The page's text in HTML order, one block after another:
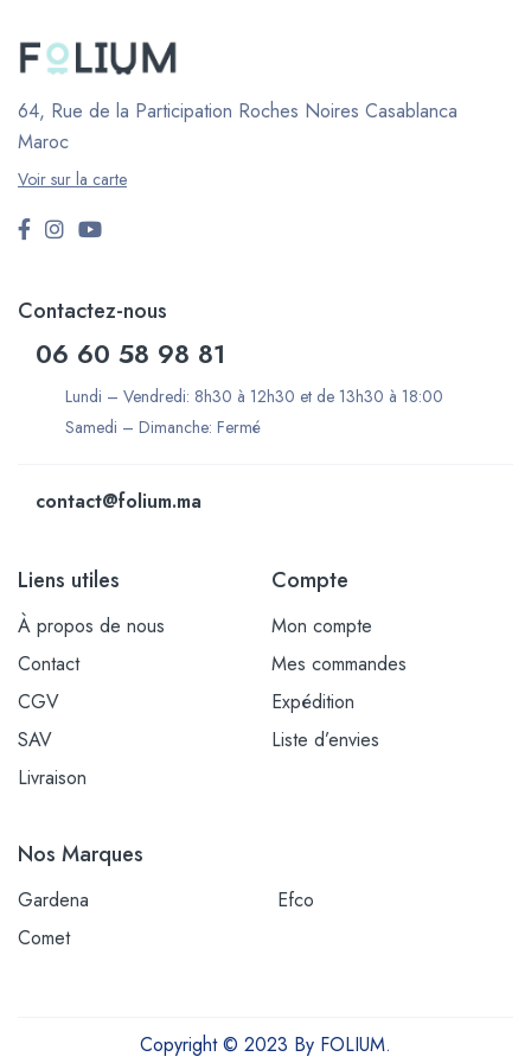
64, Rue de la Participation Roches Noires Casablanca
Maroc
Voir sur la carte
Contactez-nous
06 60 58 98 81
Lundi – Vendredi: 8h30 à 12h30 et de 13h30 à 18:00
Samedi – Dimanche: Fermé
contact@folium.ma
Liens utiles
À propos de nous
Contact
CGV
SAV
Livraison
Compte
Mon compte
Mes commandes
Expédition
Liste d’envies
Nos Marques
Gardena
Efco
Comet
Copyright © 2023 By FOLIUM.